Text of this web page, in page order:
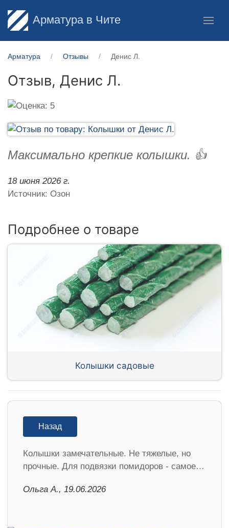
Арматура в Чите
Арматура Отзывы Денис Л.
Отзыв, Денис Л.
Максимально крепкие колышки. 👍
18 июня 2026 г.
Источник: Озон
Подробнее о товаре
Колышки садовые
Назад
Колышки замечательные. Не тяжелые, но
прочные. Для подвязки помидоров - самое…
Ольга А., 19.06.2026